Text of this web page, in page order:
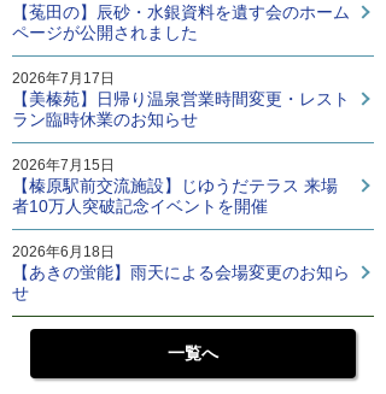
【菟田の】辰砂・水銀資料を遺す会のホーム
ページが公開されました
2026年7月17日
【美榛苑】日帰り温泉営業時間変更・レスト
ラン臨時休業のお知らせ
2026年7月15日
【榛原駅前交流施設】じゆうだテラス 来場
者10万人突破記念イベントを開催
2026年6月18日
【あきの蛍能】雨天による会場変更のお知ら
せ
一覧へ